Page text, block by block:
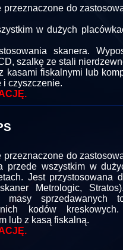
przeznaczone do
w dużych
skanera.
szalkę ze stali
kasami fiskalnymi lub
i czyszczenie.
przeznaczone do
przede wszystkim w
Jest przystosowana
Metrologic,
masy sprzedawanych
kodów
lub z kasą fiskalną.